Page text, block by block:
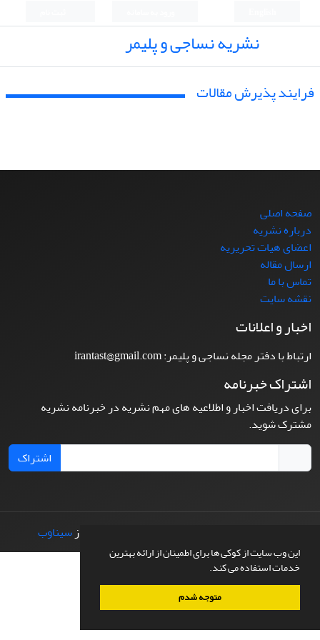
این وب سایت از کوکی ها برای اطمینان از ارائه بهترین
خدمات استفاده می کند.
متوجه شدم
نشریه نساجی و پلیمر
فرایند پذیرش مقالات
صفحه اصلی
درباره نشریه
اعضای هیات تحریریه
ارسال مقاله
تماس با ما
نقشه سایت
اخبار و اعلانات
ارتباط با دفتر مجله نساجی و پلیمر: irantast@gmail.com
اشتراک خبرنامه
برای دریافت اخبار و اطلاعیه های مهم نشریه در خبرنامه نشریه
مشترک شوید.
اشتراک
طراحی و پیاده سازی ازسیناوب